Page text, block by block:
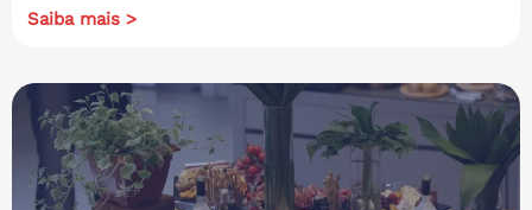
Saiba mais >